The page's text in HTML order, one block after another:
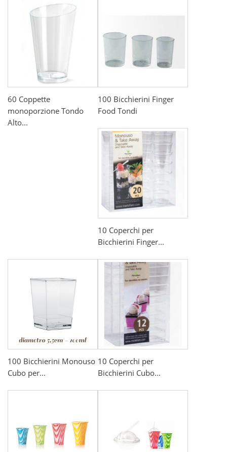
60 Coppette
monoporzione Tondo
Alto...
100 Bicchierini Finger
Food Tondi
10 Coperchi per
Bicchierini Finger...
100 Bicchierini Monouso
Cubo per...
10 Coperchi per
Bicchierini Cubo...